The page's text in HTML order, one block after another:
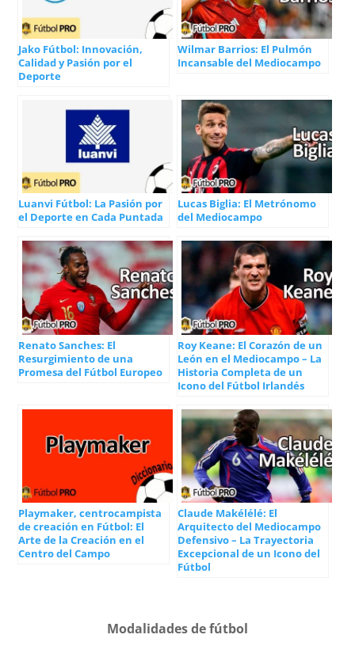
Jako Fútbol: Innovación,
Calidad y Pasión por el
Deporte
Wilmar Barrios: El Pulmón
Incansable del Mediocampo
Luanvi Fútbol: La Pasión por
el Deporte en Cada Puntada
Lucas Biglia: El Metrónomo
del Mediocampo
Renato Sanches: El
Resurgimiento de una
Promesa del Fútbol Europeo
Roy Keane: El Corazón de un
León en el Mediocampo – La
Historia Completa de un
Icono del Fútbol Irlandés
Playmaker, centrocampista
de creación en Fútbol: El
Arte de la Creación en el
Centro del Campo
Claude Makélélé: El
Arquitecto del Mediocampo
Defensivo – La Trayectoria
Excepcional de un Icono del
Fútbol
Modalidades de fútbol